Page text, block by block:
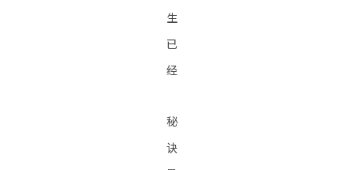
生
已
经
秘
诀